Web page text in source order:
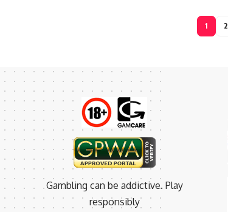
1 2
Gambling can be addictive. Play
responsibly